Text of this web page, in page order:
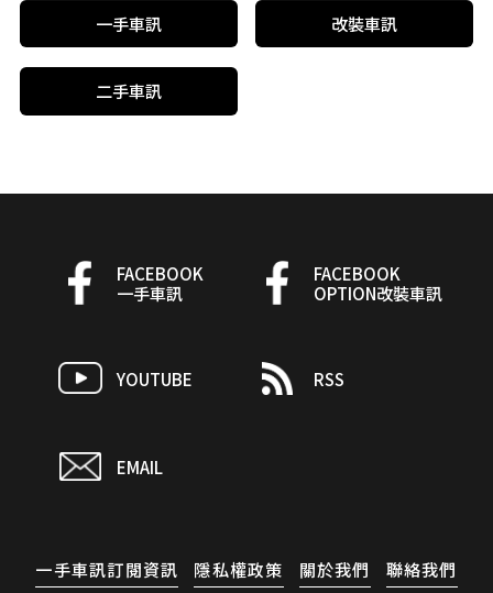
一手車訊 改裝車訊
二手車訊
FACEBOOK
一手車訊
FACEBOOK
OPTION改裝車訊
YOUTUBE RSS
EMAIL
一手車訊訂閱資訊 隱私權政策 關於我們 聯絡我們